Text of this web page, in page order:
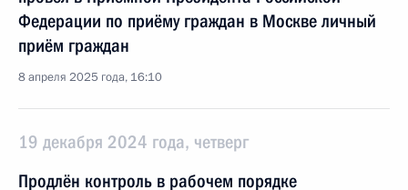
Федерации по приёму граждан в Москве личный
приём граждан
8 апреля 2025 года, 16:10
19 декабря 2024 года, четверг
Продлён контроль в рабочем порядке